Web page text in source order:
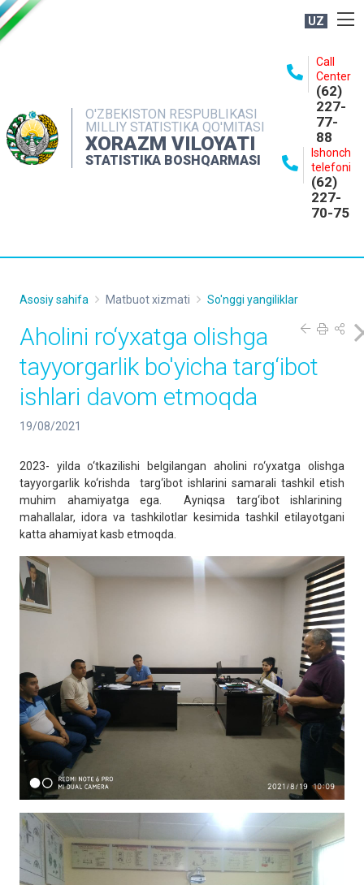
UZ
O'ZBEKISTON RESPUBLIKASI
MILLIY STATISTIKA QO'MITASI
XORAZM VILOYATI
STATISTIKA BOSHQARMASI
Call
Center
(62)
227-
77-
88
Ishonch
telefoni
(62)
227-
70-75
NASHRLAR
INTERAKTIV XIZMATLAR
MATBUOT XIZMATI
Asosiy sahifa Matbuot xizmati So'nggi yangiliklar
Aholini ro‘yxatga olishga
tayyorgarlik bo'yicha targ‘ibot
ishlari davom etmoqda
19/08/2021
2023- yilda o‘tkazilishi belgilangan aholini ro‘yxatga olishga
tayyorgarlik ko‘rishda targ‘ibot ishlarini samarali tashkil etish
muhim ahamiyatga ega. Ayniqsa targ‘ibot ishlarining
mahallalar, idora va tashkilotlar kesimida tashkil etilayotgani
katta ahamiyat kasb etmoqda.